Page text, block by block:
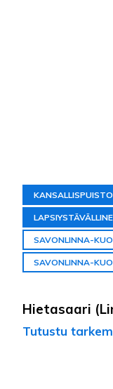
KANSALLISPUISTO
SAVONLINNA-
SAVONLINNA-
Hietasaari
Tutustu